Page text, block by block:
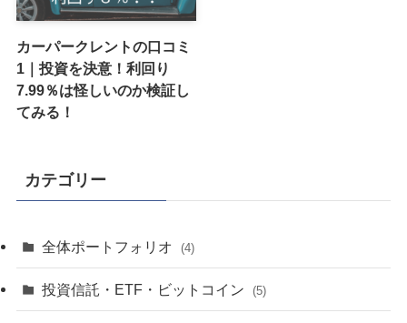
カーパークレントの口コミ
1｜投資を決意！利回り
7.99％は怪しいのか検証し
てみる！
カテゴリー
全体ポートフォリオ (4)
投資信託・ETF・ビットコイン (5)